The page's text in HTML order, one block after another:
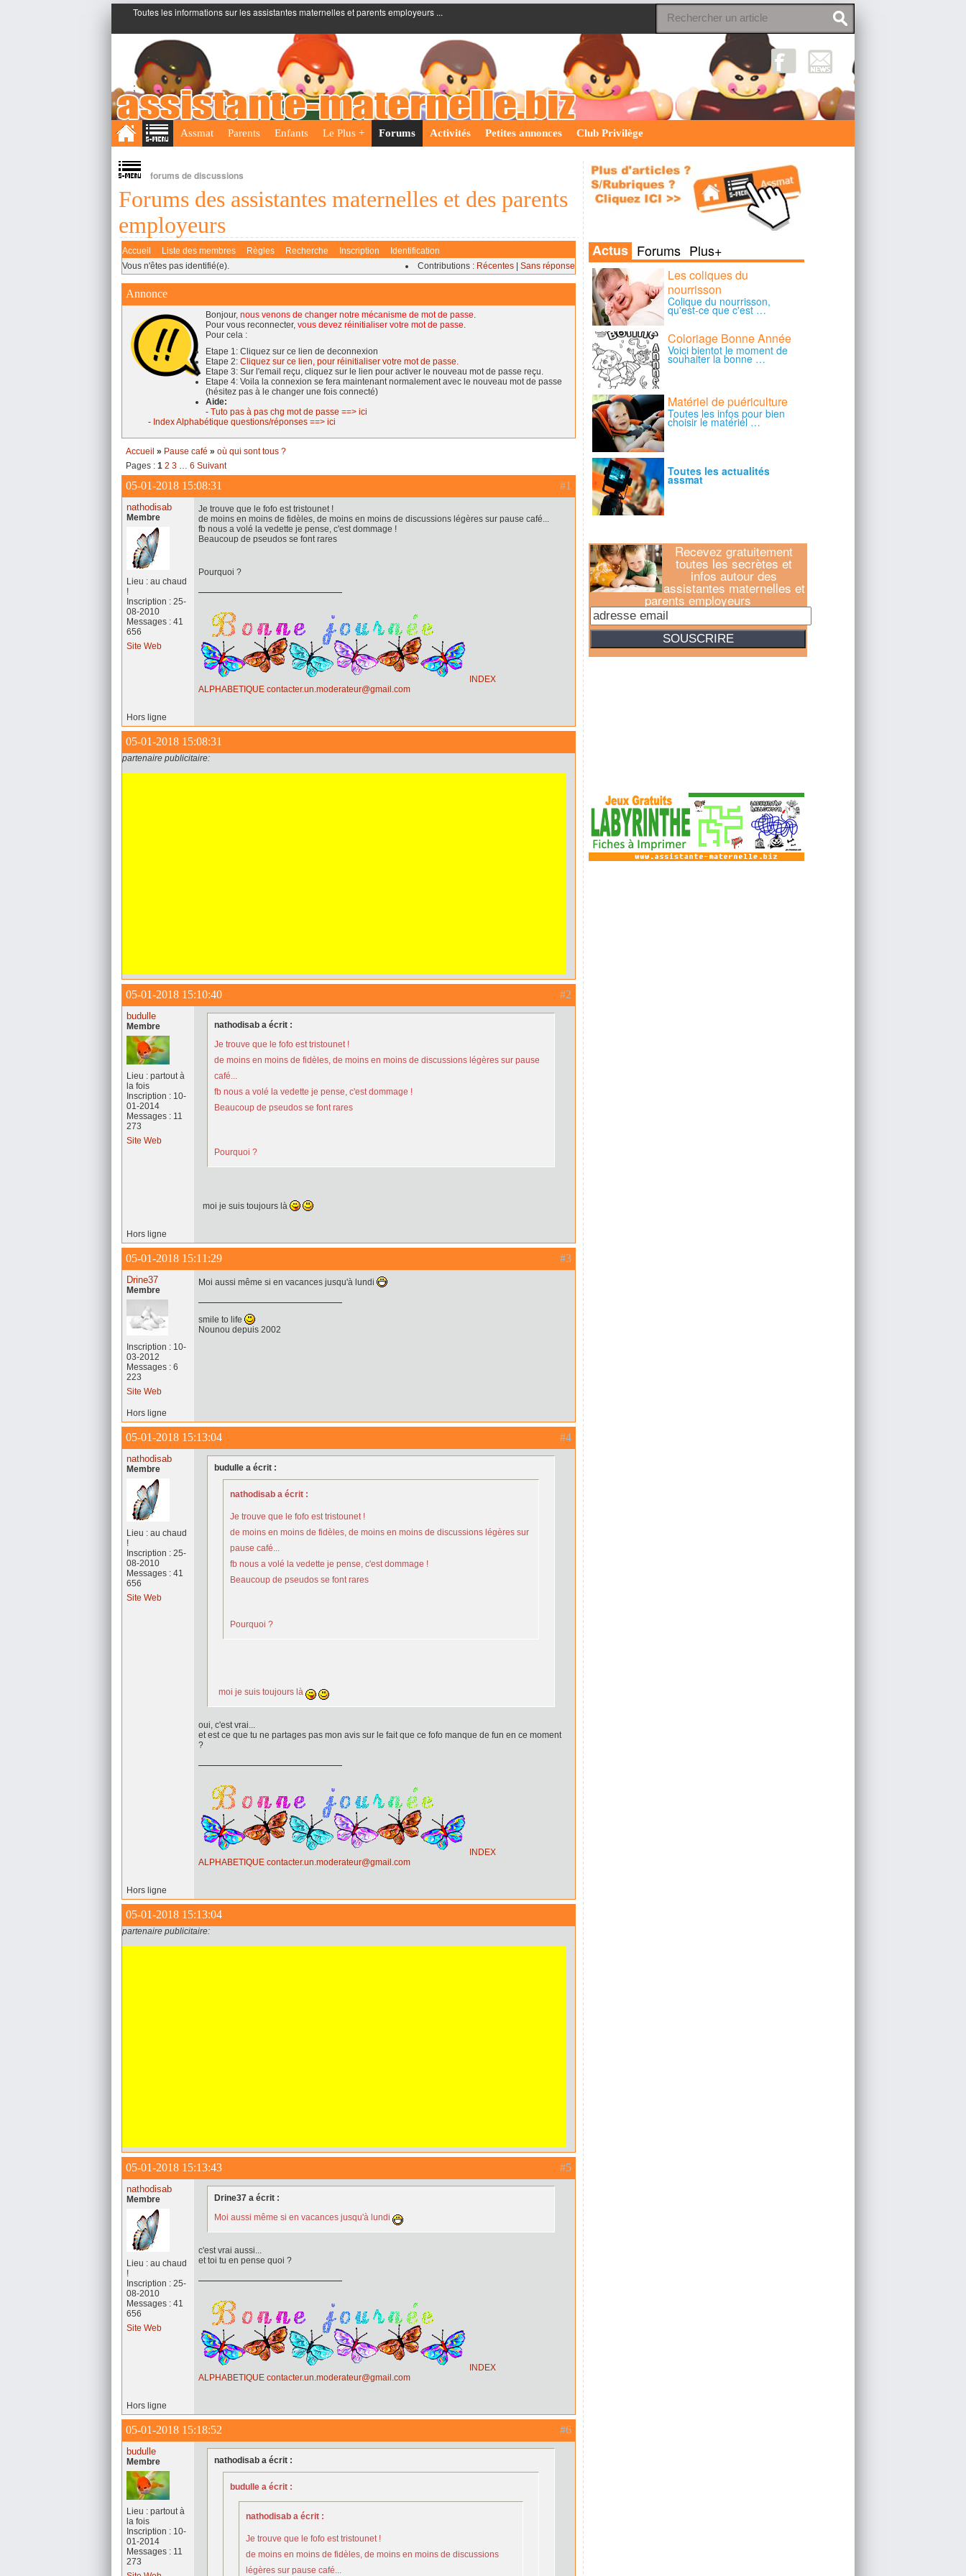
Toutes les informations sur les assistantes maternelles et parents employeurs ...
;
Assmat Parents Enfants Le Plus + Forums Activités Petites annonces Club Privilège
forums de discussions
Forums des assistantes maternelles et des parents
employeurs
Accueil Liste des membres Règles Recherche Inscription
Identification
Vous n'êtes pas identifié(e).
Contributions : Récentes Sans réponse
Annonce
Bonjour, nous venons de changer notre mécanisme de mot de passe.
Pour vous reconnecter, vous devez réinitialiser votre mot de passe.
Pour cela :
Etape 1: Cliquez sur ce lien de deconnexion
Etape 2: Cliquez sur ce lien, pour réinitialiser votre mot de passe.
Etape 3: Sur l'email reçu, cliquez sur le lien pour activer le nouveau mot de passe reçu.
Etape 4: Voila la connexion se fera maintenant normalement avec le nouveau mot de passe
(hésitez pas à le changer une fois connecté)
Aide:
- Tuto pas à pas chg mot de passe ==> ici
- Index Alphabétique questions/réponses ==> ici
Accueil » Pause café » où qui sont tous ?
Pages : 1 2 3 … 6 Suivant
#1
05-01-2018 15:08:31
nathodisab
Membre
Lieu : au chaud
!
Inscription : 25-
08-2010
Messages : 41
656
Site Web
Je trouve que le fofo est tristounet !
de moins en moins de fidèles, de moins en moins de discussions légères sur pause café...
fb nous a volé la vedette je pense, c'est dommage !
Beaucoup de pseudos se font rares
Pourquoi ?
INDEX
ALPHABETIQUE contacter.un.moderateur@gmail.com
Hors ligne
05-01-2018 15:08:31
partenaire publicitaire:
#2
05-01-2018 15:10:40
budulle
Membre
Lieu : partout à
la fois
Inscription : 10-
01-2014
Messages : 11
273
Site Web
nathodisab a écrit :
Je trouve que le fofo est tristounet !
de moins en moins de fidèles, de moins en moins de discussions légères sur pause
café...
fb nous a volé la vedette je pense, c'est dommage !
Beaucoup de pseudos se font rares
Pourquoi ?
moi je suis toujours là
Hors ligne
#3
05-01-2018 15:11:29
Drine37
Membre
Inscription : 10-
03-2012
Messages : 6
223
Site Web
Moi aussi même si en vacances jusqu'à lundi
smile to life
Nounou depuis 2002
Hors ligne
#4
05-01-2018 15:13:04
nathodisab
Membre
Lieu : au chaud
!
Inscription : 25-
08-2010
Messages : 41
656
Site Web
budulle a écrit :
nathodisab a écrit :
Je trouve que le fofo est tristounet !
de moins en moins de fidèles, de moins en moins de discussions légères sur
pause café...
fb nous a volé la vedette je pense, c'est dommage !
Beaucoup de pseudos se font rares
Pourquoi ?
moi je suis toujours là
oui, c'est vrai...
et est ce que tu ne partages pas mon avis sur le fait que ce fofo manque de fun en ce moment
?
INDEX
ALPHABETIQUE contacter.un.moderateur@gmail.com
Hors ligne
05-01-2018 15:13:04
partenaire publicitaire:
#5
05-01-2018 15:13:43
nathodisab
Membre
Lieu : au chaud
!
Inscription : 25-
08-2010
Messages : 41
656
Site Web
Drine37 a écrit :
Moi aussi même si en vacances jusqu'à lundi
c'est vrai aussi...
et toi tu en pense quoi ?
INDEX
ALPHABETIQUE contacter.un.moderateur@gmail.com
Hors ligne
#6
05-01-2018 15:18:52
budulle
Membre
Lieu : partout à
la fois
Inscription : 10-
01-2014
Messages : 11
273
nathodisab a écrit :
budulle a écrit :
nathodisab a écrit :
Je trouve que le fofo est tristounet !
de moins en moins de fidèles, de moins en moins de discussions
légères sur pause café...
Recevez gratuitement
toutes les secrètes et
infos autour des
assistantes maternelles et
parents employeurs